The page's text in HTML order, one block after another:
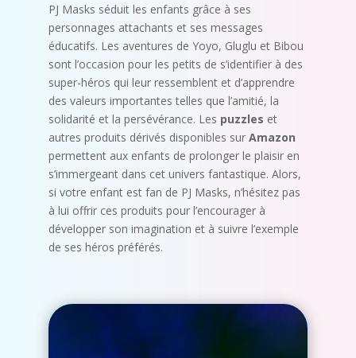
PJ Masks séduit les enfants grâce à ses
personnages attachants et ses messages
éducatifs. Les aventures de Yoyo, Gluglu et Bibou
sont l’occasion pour les petits de s’identifier à des
super-héros qui leur ressemblent et d’apprendre
des valeurs importantes telles que l’amitié, la
solidarité et la persévérance. Les puzzles et
autres produits dérivés disponibles sur Amazon
permettent aux enfants de prolonger le plaisir en
s’immergeant dans cet univers fantastique. Alors,
si votre enfant est fan de PJ Masks, n’hésitez pas
à lui offrir ces produits pour l’encourager à
développer son imagination et à suivre l’exemple
de ses héros préférés.